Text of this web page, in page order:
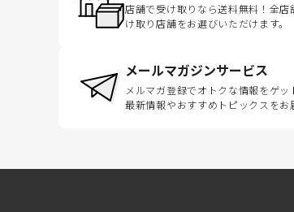
店舗で受け取りなら送料無料！全店
け取り店舗をお選びいただけます。
メールマガジンサービス
メルマガ登録でオトクな情報をゲッ
最新情報やおすすめトピックスをお